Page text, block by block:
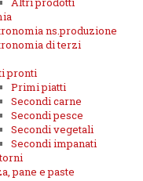
ns.produzione
di terzi
pronti
Primi piatti
Secondi carne
Secondi pesce
Secondi vegetali
Secondi impanati
pane e paste